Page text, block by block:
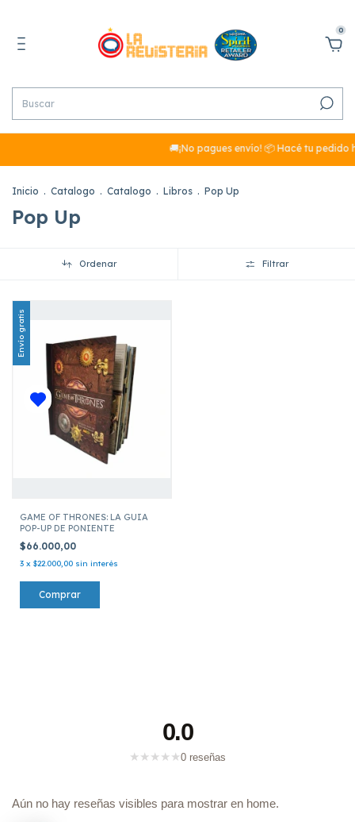
0
🚚¡No pagues envío! 📦 Hacé tu pedido
Inicio . Catalogo . Catalogo . Libros . Pop Up
Pop Up
Ordenar Filtrar
Envío gratis
GAME OF THRONES: LA GUIA
POP-UP DE PONIENTE
$66.000,00
3 x $22.000,00 sin interés
0.0
★ ★ ★ ★ ★0 reseñas
Aún no hay reseñas visibles para mostrar en home.